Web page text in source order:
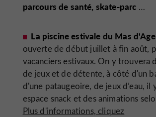
parcours de santé, skate-parc …
La piscine estivale du Mas
ouverte de début juillet à fin août,
vacanciers estivaux. On y trouvera
de jeux et de détente, à côté d'un
d'une pataugeoire, de jeux d’eau, il
espace snack et des animations
Plus d'informations, cliquez